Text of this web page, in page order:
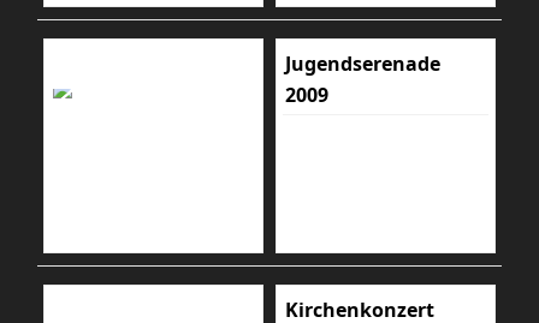
Jugendserenade
2009
Kirchenkonzert